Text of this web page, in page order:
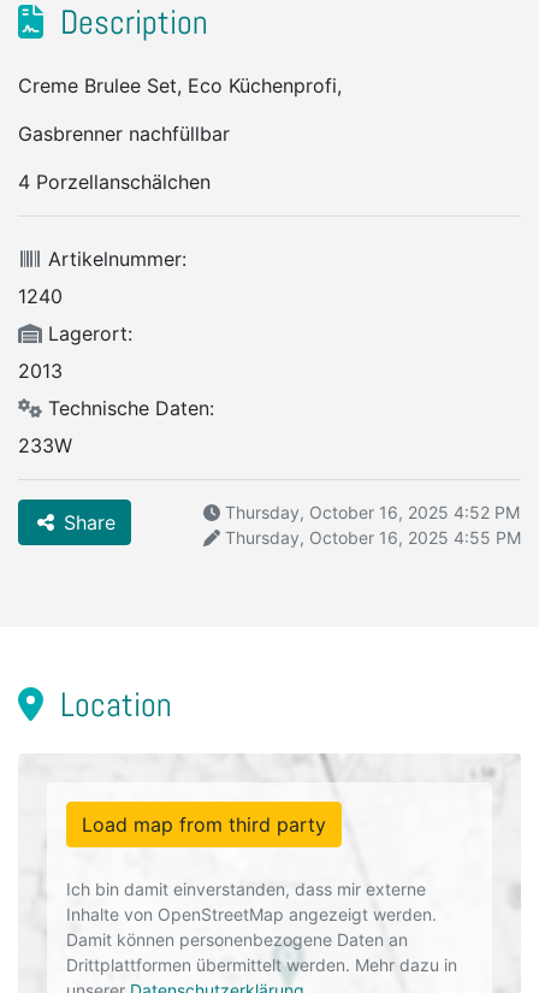
Description
Creme Brulee Set, Eco Küchenprofi,
Gasbrenner nachfüllbar
4 Porzellanschälchen
Artikelnummer:
1240
Lagerort:
2013
Technische Daten:
233W
Share
Thursday, October 16, 2025 4:52 PM
Thursday, October 16, 2025 4:55 PM
Location
Load map from third party
Ich bin damit einverstanden, dass mir externe
Inhalte von OpenStreetMap angezeigt werden.
Damit können personenbezogene Daten an
Drittplattformen übermittelt werden. Mehr dazu in